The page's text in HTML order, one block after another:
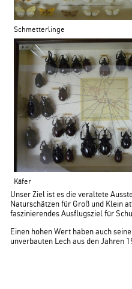
Schmetterlinge
Käfer
Unser Ziel ist es die veraltete
Naturschätzen für Groß und Klein
faszinierendes Ausflugsziel für
Einen hohen Wert haben auch
unverbauten Lech aus den Jahren